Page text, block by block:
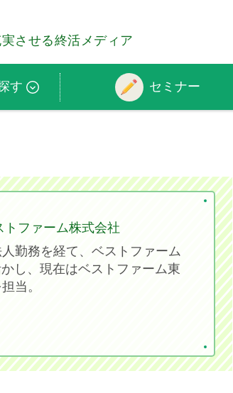
させる終活メディア
す セミナー
トファーム株式会社
勤務を経て、ベストファーム
し、現在はベストファーム東
当。